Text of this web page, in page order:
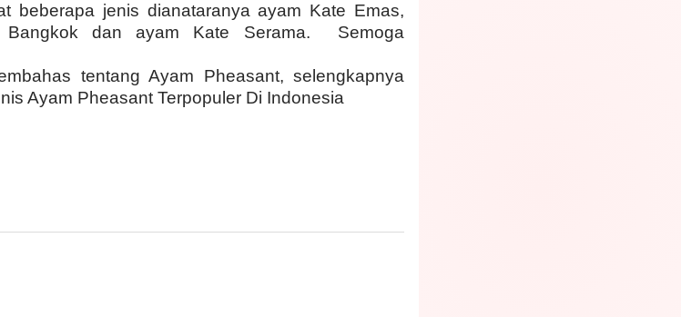
beberapa jenis dianataranya ayam Kate Emas,
dan
ayam Kate Serama.
Semoga
tentang Ayam Pheasant, selengkapnya
Ayam Pheasant Terpopuler Di Indonesia